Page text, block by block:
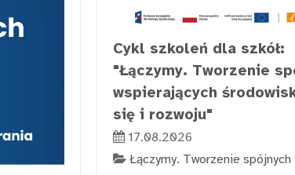
Cykl szkoleń dla szkół:
"Łączymy. Tworzenie
wspierających
się i rozwoju"
17.08.2026
Łączymy. Tworzenie spójnych